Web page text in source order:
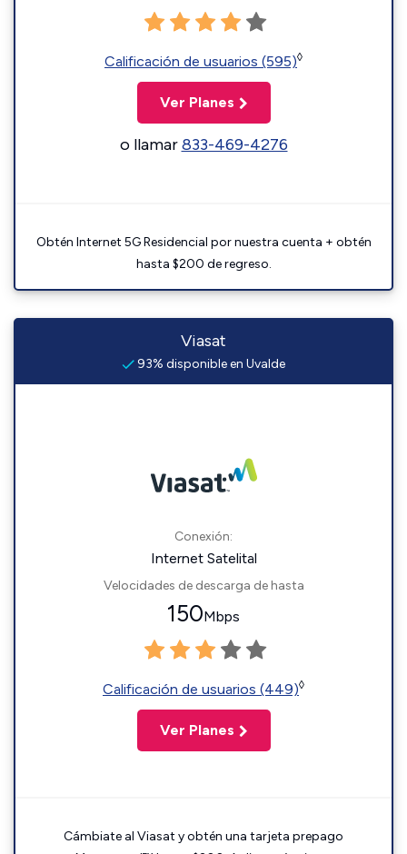
Calificación de usuarios (595)◊
Ver Planes
o llamar833-469-4276
Obtén Internet 5G Residencial por nuestra cuenta + obtén
hasta $200 de regreso.
Viasat
93% disponible en Uvalde
Conexión:
Internet Satelital
Velocidades de descarga de hasta
150Mbps
Calificación de usuarios (449)◊
Ver Planes
Cámbiate al Viasat y obtén una tarjeta prepago